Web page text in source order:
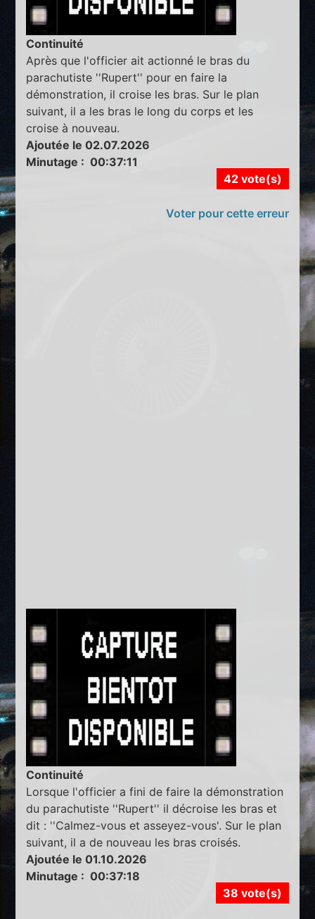
Continuité
Après que l'officier ait actionné le bras du
parachutiste ''Rupert'' pour en faire la
démonstration, il croise les bras. Sur le plan
suivant, il a les bras le long du corps et les
croise à nouveau.
Ajoutée le 02.07.2026
Minutage : 00:37:11
42 vote(s)
Voter pour cette erreur
Continuité
Lorsque l'officier a fini de faire la démonstration
du parachutiste ''Rupert'' il décroise les bras et
dit : ''Calmez-vous et asseyez-vous'. Sur le plan
suivant, il a de nouveau les bras croisés.
Ajoutée le 01.10.2026
Minutage : 00:37:18
38 vote(s)